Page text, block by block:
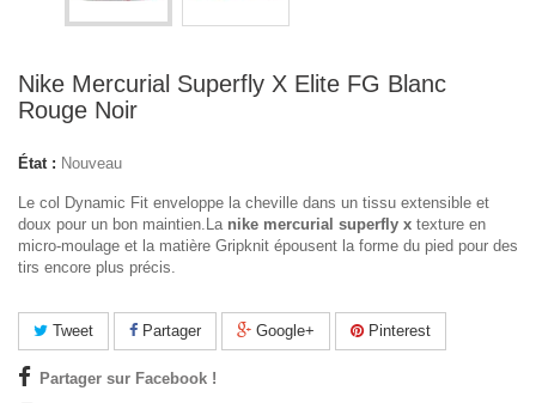
Nike Mercurial Superfly X Elite FG Blanc
Rouge Noir
État : Nouveau
Le col Dynamic Fit enveloppe la cheville dans un tissu extensible et
doux pour un bon maintien.Lanike mercurial superfly x texture en
micro-moulage et la matière Gripknit épousent la forme du pied pour des
tirs encore plus précis.
Tweet Partager Google+ Pinterest
Partager sur Facebook !